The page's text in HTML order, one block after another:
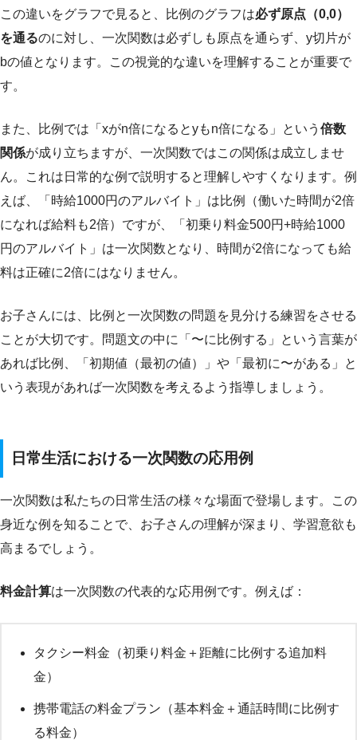
この違いをグラフで見ると、比例のグラフは必ず原点（0,0）
を通るのに対し、一次関数は必ずしも原点を通らず、y切片が
bの値となります。この視覚的な違いを理解することが重要で
す。
また、比例では「xがn倍になるとyもn倍になる」という 倍数
関係が成り立ちますが、一次関数ではこの関係は成立しませ
ん。これは日常的な例で説明すると理解しやすくなります。例
えば、「時給1000円のアルバイト」は比例（働いた時間が2倍
になれば給料も2倍）ですが、「初乗り料金500円+時給1000
円のアルバイト」は一次関数となり、時間が2倍になっても給
料は正確に2倍にはなりません。
お子さんには、比例と一次関数の問題を見分ける練習をさせる
ことが大切です。問題文の中に「〜に比例する」という言葉が
あれば比例、「初期値（最初の値）」や「最初に〜がある」と
いう表現があれば一次関数を考えるよう指導しましょう。
日常生活における一次関数の応用例
一次関数は私たちの日常生活の様々な場面で登場します。この
身近な例を知ることで、お子さんの理解が深まり、学習意欲も
高まるでしょう。
料金計算は一次関数の代表的な応用例です。例えば：
タクシー料金（初乗り料金＋距離に比例する追加料
金）
携帯電話の料金プラン（基本料金＋通話時間に比例す
る料金）